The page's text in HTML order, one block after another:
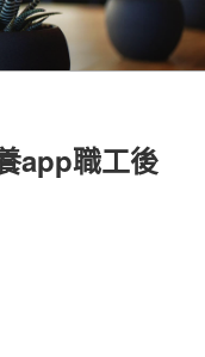
app職工後